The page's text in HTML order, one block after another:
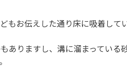
もお伝えした通り床に吸着して
ありますし、溝に溜まっている